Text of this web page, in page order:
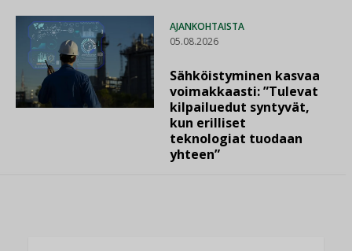
AJANKOHTAISTA
05.08.2026
Sähköistyminen kasvaa
voimakkaasti: ”Tulevat
kilpailuedut syntyvät,
kun erilliset
teknologiat tuodaan
yhteen”